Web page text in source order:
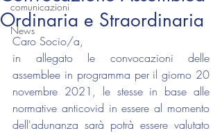
comunicazioni
News
Ordinaria e Straordinaria
Caro Socio/a,
in allegato le convocazioni delle
assemblee in programma per il giorno 20
novembre 2021, le stesse in base alle
normative anticovid in essere al momento
dell'adunanza sarà potrà essere valutato